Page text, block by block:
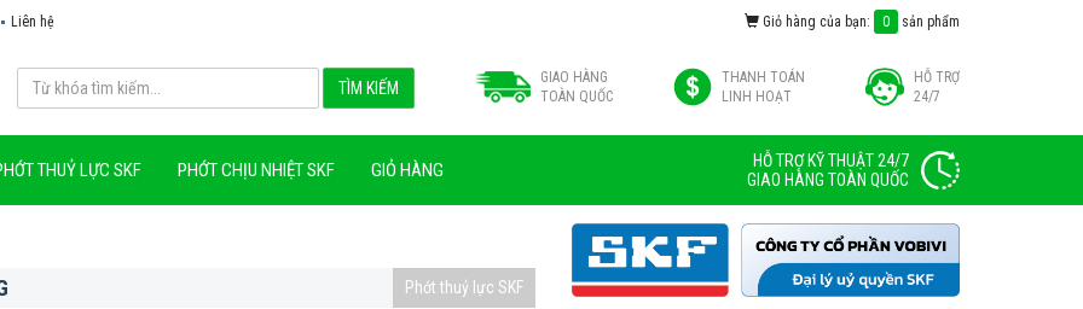
Liên hệ Giỏ hàng của bạn: 0 sản phẩm
GIAO HÀNG
TOÀN QUỐC
THANH TOÁN
LINH HOẠT
HỖ TRỢ
24/7
THUỶ LỰC SKF PHỚT CHỊU NHIỆT SKF GIỎ HÀNG
HỖ TRỢ KỸ THUẬT 24/7
GIAO HÀNG TOÀN QUỐC
Phớt thuỷ lực SKF